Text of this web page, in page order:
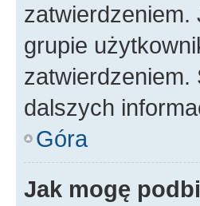
zatwierdzeniem.
grupie
zatwierdzeniem.
dalszych
Góra
Jak mogę